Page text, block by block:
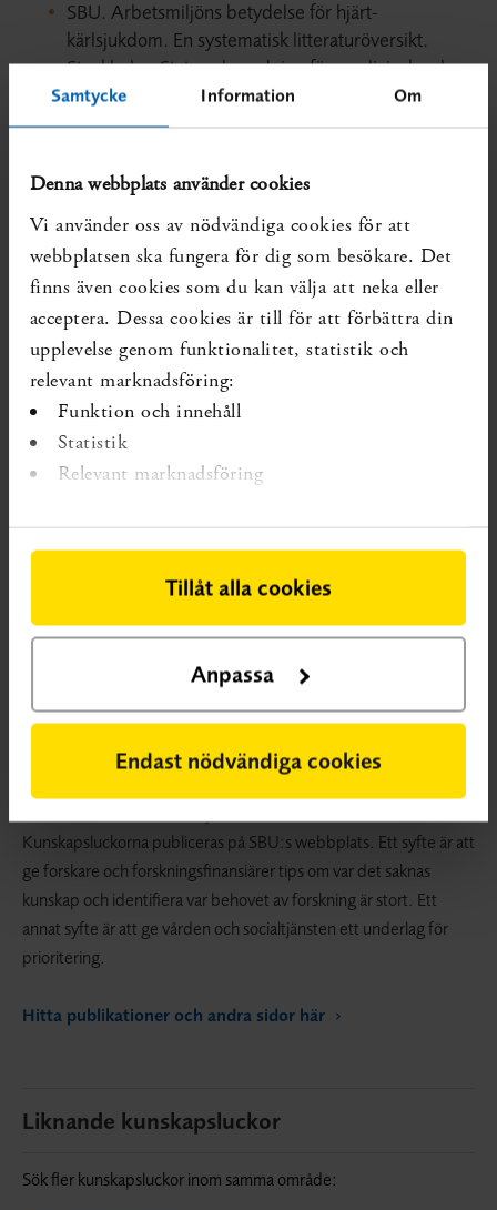
Samtycke Information Om
Denna webbplats använder cookies
Vi använder oss av nödvändiga cookies för att
webbplatsen ska fungera för dig som besökare. Det
finns även cookies som du kan välja att neka eller
acceptera. Dessa cookies är till för att förbättra din
upplevelse genom funktionalitet, statistik och
relevant marknadsföring:
Funktion och innehåll
Statistik
Relevant marknadsföring
Tillåt alla cookies
Anpassa
Endast nödvändiga cookies
SBU. Arbetsmiljöns betydelse för hjärt-
kärlsjukdom. En systematisk litteraturöversikt.
Stockholm: Statens beredning för medicinsk och
social utvärdering (SBU); 2015. SBU-rapport nr
240. ISBN 978-91-85413-84-3.Mer om översikten
kunskapsluckan:
Inga identifierade
Diarienr:
SBU 2017/524 Publicerad:
2017-05-21
Forskning som förändrar kunskapsläget kan ha tillkommit
senare.
VETENSKAPLIG KUNSKAPSLUCKA En vetenskaplig
Kunskapsluckorna publiceras på SBU:s webbplats. Ett syfte är att
ge forskare och forskningsfinansiärer tips om var det saknas
kunskap och identifiera var behovet av forskning är stort. Ett
annat syfte är att ge vården och socialtjänsten ett underlag för
prioritering.
Hitta publikationer och andra sidor här
Liknande kunskapsluckor
Sök fler kunskapsluckor inom samma område: